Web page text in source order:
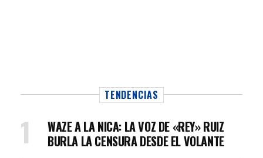
TENDENCIAS
WAZE A LA NICA: LA VOZ DE «REY» RUIZ
BURLA LA CENSURA DESDE EL VOLANTE